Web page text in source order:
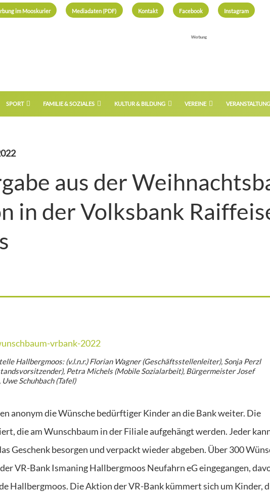
im Mooskurier Mediadaten (PDF) Kontakt Facebook Instagram
Werbung
SPORT FAMILIE & SOZIALES KULTUR & BILDUNG VEREINE
aus der
in der Volksbank
Hallbergmoos: (v.l.n.r.) Florian Wagner (Geschäftsstellenleiter), Sonja Perzl
Petra Michels (Mobile Sozialarbeit), Bürgermeister Josef
Schuhbach (Tafel)
anonym die Wünsche bedürftiger Kinder an die Bank weiter. Die
die am Wunschbaum in der Filiale aufgehängt werden. Jeder
Geschenk besorgen und verpackt wieder abgeben. Über 300
VR-Bank Ismaning Hallbergmoos Neufahrn eG eingegangen,
Hallbergmoos. Die Aktion der VR-Bank kümmert sich um Kinder,